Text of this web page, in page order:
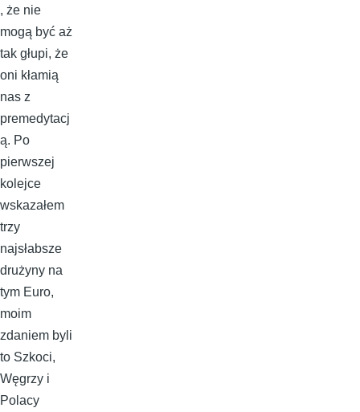
, że nie
mogą być aż
tak głupi, że
oni kłamią
nas z
premedytacj
ą. Po
pierwszej
kolejce
wskazałem
trzy
najsłabsze
drużyny na
tym Euro,
moim
zdaniem byli
to Szkoci,
Węgrzy i
Polacy